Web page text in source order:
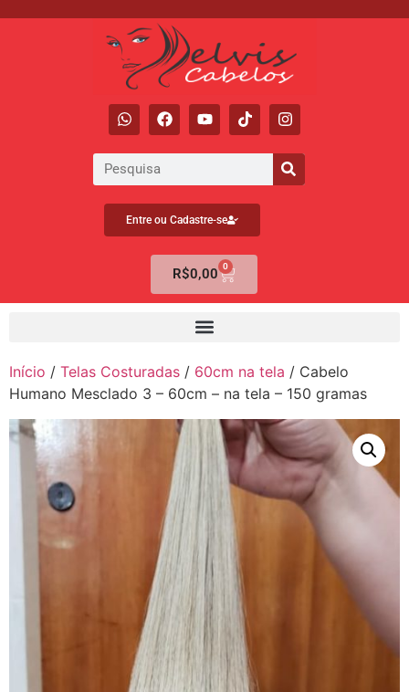
Entre ou Cadastre-se
R$0,00 0
Início / Telas Costuradas / 60cm na tela / Cabelo
Humano Mesclado 3 – 60cm – na tela – 150 gramas